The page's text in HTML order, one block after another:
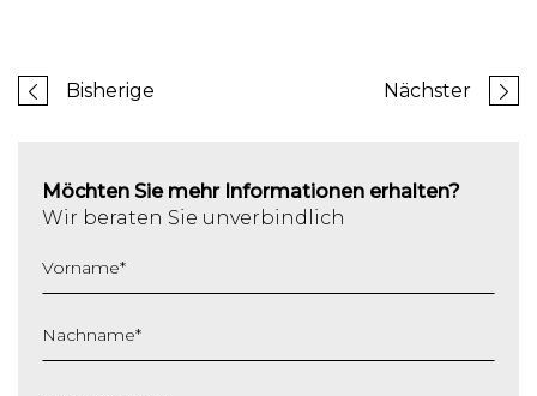
Bisherige Nächster
Möchten Sie mehr Informationen erhalten?
Wir beraten Sie unverbindlich
Vorname*
Nachname*